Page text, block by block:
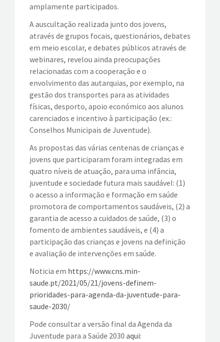
amplamente participados.
A auscultação realizada junto dos jovens,
através de grupos focais, questionários, debates
em meio escolar, e debates públicos através de
webinares, revelou ainda preocupações
relacionadas com a cooperação e o
envolvimento das autarquias, por exemplo, na
gestão dos transportes para as atividades
físicas, desporto, apoio económico aos alunos
carenciados e incentivo à participação (ex.:
Conselhos Municipais de Juventude).
As propostas das várias centenas de crianças e
jovens que participaram foram integradas em
quatro níveis de atuação, para uma infância,
juventude e sociedade futura mais saudável: (1)
o acesso a informação e formação em saúde
promotora de comportamentos saudáveis, (2) a
garantia de acesso a cuidados de saúde, (3) o
fomento de ambientes saudáveis, e (4) a
participação das crianças e jovens na definição
e avaliação de intervenções em saúde.
Noticia em https://www.cns.min-
saude.pt/2021/05/21/jovens-definem-
prioridades-para-agenda-da-juventude-para-
saude-2030/
Pode consultar a versão final da Agenda da
Juventude para a Saúde 2030 aqui: